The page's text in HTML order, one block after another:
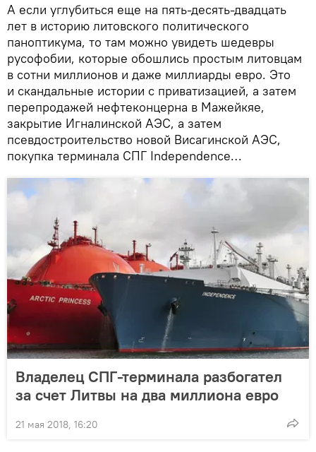
А если углубиться еще на пять-десять-двадцать
лет в историю литовского политического
паноптикума, то там можно увидеть шедевры
русофобии, которые обошлись простым литовцам
в сотни миллионов и даже миллиарды евро. Это
и скандальные истории с приватизацией, а затем
перепродажей нефтеконцерна в Мажейкяе,
закрытие Игналинской АЭС, а затем
псевдостроительство новой Висагинской АЭС,
покупка терминала СПГ Independence…
Владелец СПГ-терминала разбогател
за счет Литвы на два миллиона евро
21 мая 2018, 16:20